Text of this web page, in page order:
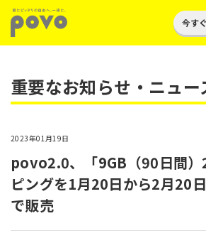
今す
重要なお知らせ・ニュー
2023年01月19日
povo2.0、「9GB（90日間
ピングを1月20日から2月20
で販売